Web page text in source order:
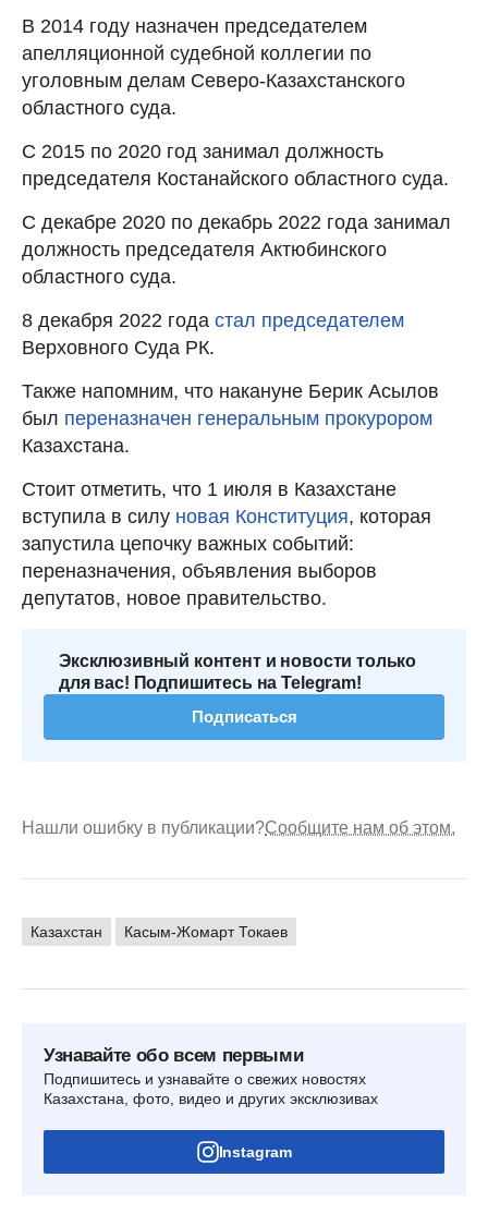
В 2014 году назначен председателем
апелляционной судебной коллегии по
уголовным делам Северо-Казахстанского
областного суда.
С 2015 по 2020 год занимал должность
председателя Костанайского областного суда.
С декабре 2020 по декабрь 2022 года занимал
должность председателя Актюбинского
областного суда.
8 декабря 2022 года стал председателем
Верховного Суда РК.
Также напомним, что накануне Берик Асылов
был переназначен генеральным прокурором
Казахстана.
Стоит отметить, что 1 июля в Казахстане
вступила в силу новая Конституция, которая
запустила цепочку важных событий:
переназначения, объявления выборов
депутатов, новое правительство.
Эксклюзивный контент и новости только
для вас! Подпишитесь на Telegram!
Подписаться
Нашли ошибку в публикации?Сообщите нам об этом.
Казахстан Касым-Жомарт Токаев
Узнавайте обо всем первыми
Подпишитесь и узнавайте о свежих новостях
Казахстана, фото, видео и других эксклюзивах
Instagram